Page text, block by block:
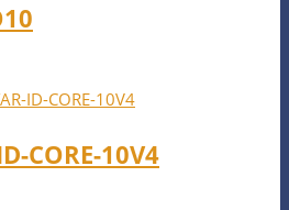
: CORE-10V4